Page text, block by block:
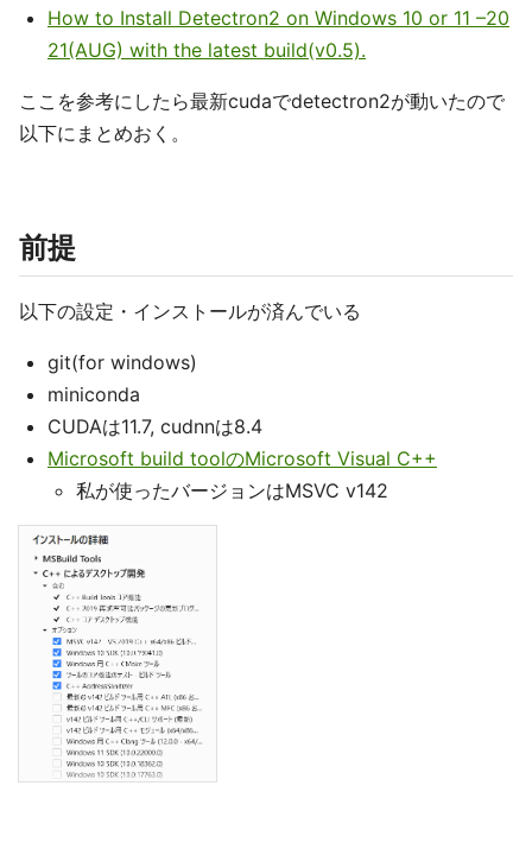
How to Install Detectron2 on Windows 10 or 11 –20
21(AUG) with the latest build(v0.5).
ここを参考にしたら最新cudaでdetectron2が動いたので
以下にまとめおく。
前提
以下の設定・インストールが済んでいる
git(for windows)
miniconda
CUDAは11.7, cudnnは8.4
Microsoft build toolのMicrosoft Visual C++
私が使ったバージョンはMSVC v142